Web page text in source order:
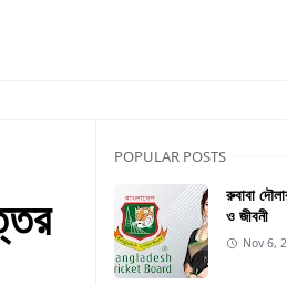
POPULAR POSTS
রুবাবা
ও জীবনী
Nov 6,